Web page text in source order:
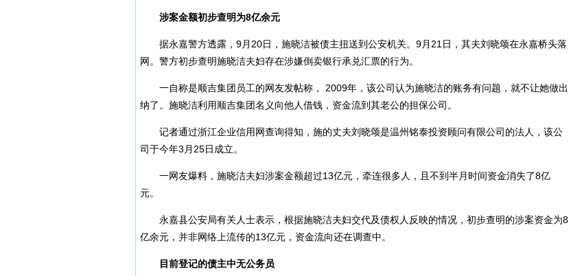
涉案金额初步查明为8亿余元
据永嘉警方透露，9月20日，施晓洁被债主扭送到公安机关。9月21日，其夫刘晓颂在永嘉桥头落
网。警方初步查明施晓洁夫妇存在涉嫌倒卖银行承兑汇票的行为。
一自称是顺吉集团员工的网友发帖称， 2009年，该公司认为施晓洁的账务有问题，就不让她做出
纳了。施晓洁利用顺吉集团名义向他人借钱，资金流到其老公的担保公司。
记者通过浙江企业信用网查询得知，施的丈夫刘晓颂是温州铭泰投资顾问有限公司的法人，该公
司于今年3月25日成立。
一网友爆料，施晓洁夫妇涉案金额超过13亿元，牵连很多人，且不到半月时间资金消失了8亿
元。
永嘉县公安局有关人士表示，根据施晓洁夫妇交代及债权人反映的情况，初步查明的涉案资金为8
亿余元，并非网络上流传的13亿元，资金流向还在调查中。
目前登记的债主中无公务员